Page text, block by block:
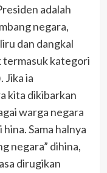
adalah
negara,
dan dangkal
termasuk kategori
Jika ia
kita dikibarkan
warga negara
Sama halnya
negara” dihina,
dirugikan